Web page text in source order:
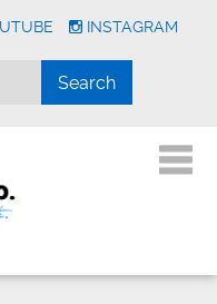
INSTAGRAM